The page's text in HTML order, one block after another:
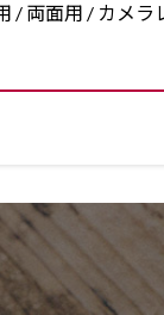
/ 両面用 / カメ